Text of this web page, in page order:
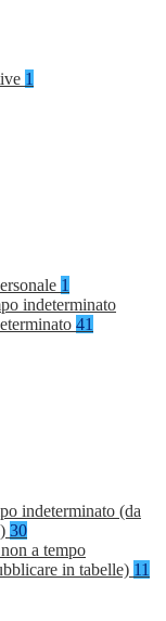
1
1
indeterminato
41
indeterminato (da
30
a tempo
in tabelle) 11